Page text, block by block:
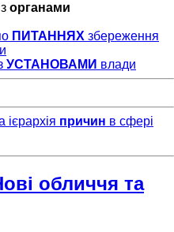
органами
ПИТАННЯХ збереження
УСТАНОВАМИ влади
причин в сфері
обличчя та